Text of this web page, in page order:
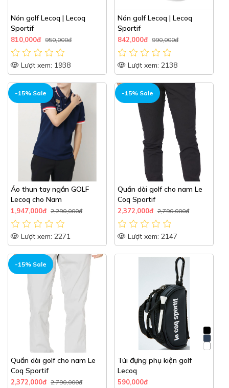
Nón golf Lecoq | Lecoq
Sportif
810,000đ 950,000đ
Lượt xem: 1938
Nón golf Lecoq | Lecoq
Sportif
842,000đ 990,000đ
Lượt xem: 2138
-15% Sale
Áo thun tay ngắn GOLF
Lecoq cho Nam
1,947,000đ 2,290,000đ
Lượt xem: 2271
-15% Sale
Quần dài golf cho nam Le
Coq Sportif
2,372,000đ 2,790,000đ
Lượt xem: 2147
-15% Sale
Quần dài golf cho nam Le
Coq Sportif
2,372,000đ 2,790,000đ
Túi đựng phụ kiện golf
Lecoq
590,000đ